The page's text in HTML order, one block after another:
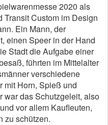
2020 als
Transit Custom im Design
Ein Mann, der
einen Speer in der Hand
Stadt die Aufgabe einer
führten im Mittelalter
verschiedene
mit Horn, Spieß und
war das Schutzgeleit, also
vor allem Kaufleuten,
zu schützen.